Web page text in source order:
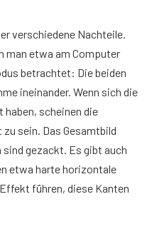
verschiedene Nachteile.
man etwa am Computer
betrachtet: Die beiden
ineinander. Wenn sich die
haben, scheinen die
sein. Das Gesamtbild
gezackt. Es gibt auch
etwa harte horizontale
führen, diese Kanten